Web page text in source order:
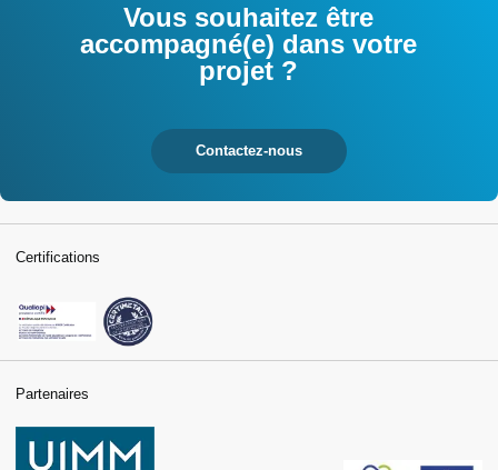
Vous souhaitez être
accompagné(e) dans votre
projet ?
Contactez-nous
Certifications
Partenaires